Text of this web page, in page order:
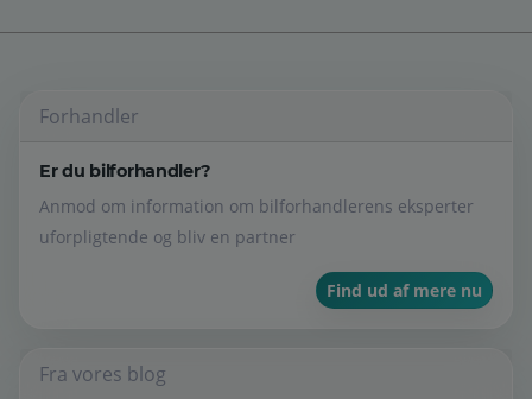
Forhandler
Er du bilforhandler?
Anmod om information om bilforhandlerens eksperter
uforpligtende og bliv en partner
Find ud af mere nu
Fra vores blog